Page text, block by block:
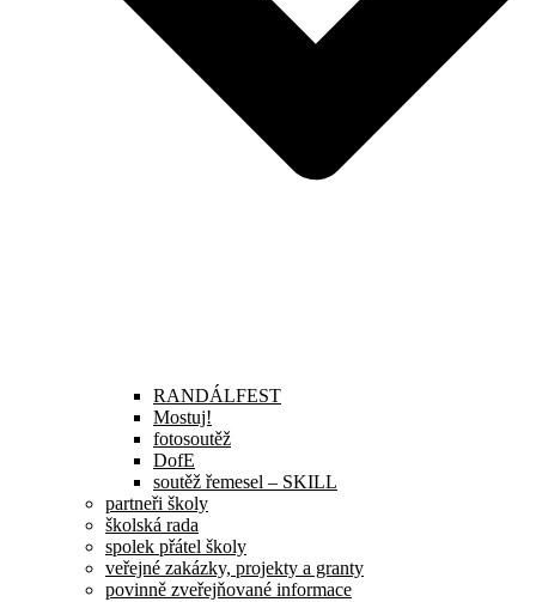
RANDÁLFEST
Mostuj!
fotosoutěž
DofE
soutěž řemesel – SKILL
partneři školy
školská rada
spolek přátel školy
veřejné zakázky, projekty a granty
povinně zveřejňované informace